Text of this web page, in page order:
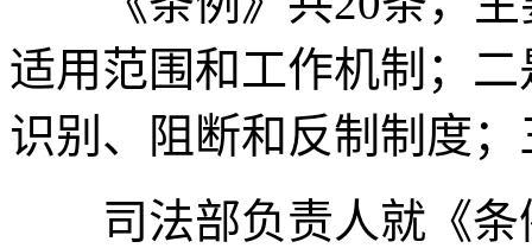
适用范围和工作机制；
识别、阻断和反制制度
司法部负责人就《条